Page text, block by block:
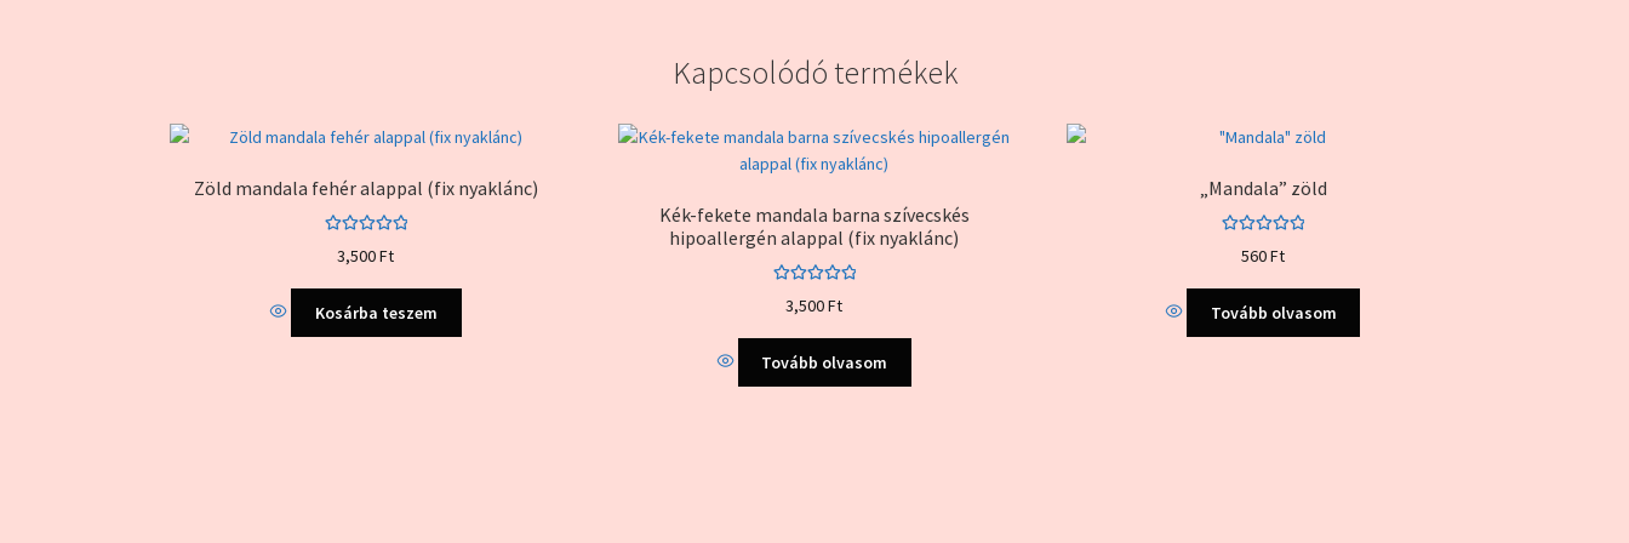
Kapcsolódó termékek
Zöld mandala fehér alappal (fix nyaklánc)
5.00
3,500Ft
Kosárba teszem
Kék-fekete mandala barna szívecskés
hipoallergén alappal (fix nyaklánc)
5.00
3,500Ft
Tovább olvasom
„Mandala” zöld
560Ft
Tovább olvasom